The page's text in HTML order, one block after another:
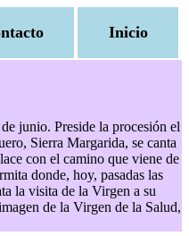
Inicio
junio. Preside la procesión el
Sierra Margarida, se canta
con el camino que viene de
donde, hoy, pasadas las
la visita de la Virgen a su
de la Virgen de la Salud,